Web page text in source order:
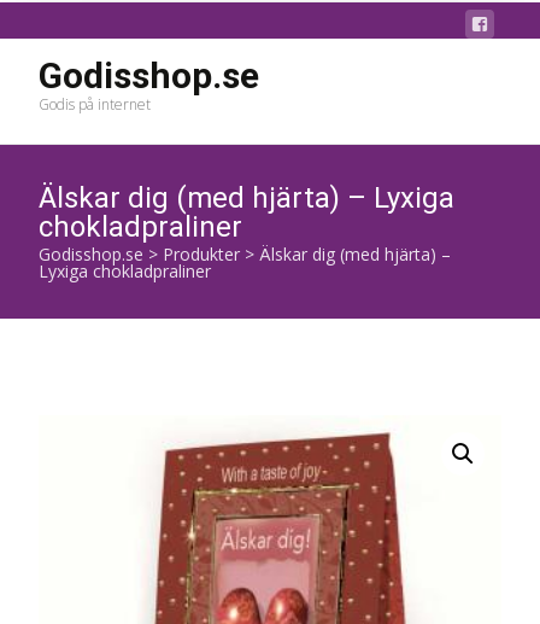
Godisshop.se
Godis på internet
Älskar dig (med hjärta) – Lyxiga
chokladpraliner
Godisshop.se > Produkter > Älskar dig (med hjärta) –
Lyxiga chokladpraliner